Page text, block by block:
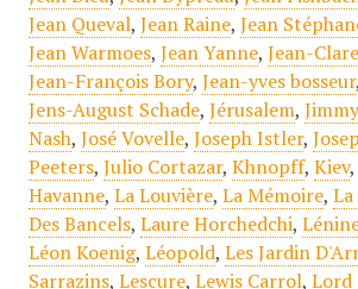
Jean Queval, Jean Raine, Jean
Jean Warmoes, Jean Yanne, Jean-
Jean-François Bory, Jean-yves bosseur,
Jens-August Schade, Jérusalem,
Nash, José Vovelle, Joseph Istler,
Peeters, Julio Cortazar, Khnopff, Kiev,
Havanne, La Louvière, La Mémoire, La
Des Bancels, Laure Horchedchi,
Léon Koenig, Léopold, Les Jardin
Sarrazins, Lescure, Lewis Carrol, Lord